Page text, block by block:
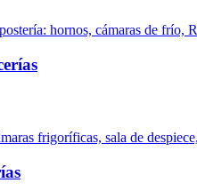
hornos, cámaras de frío,
frigoríficas, sala de